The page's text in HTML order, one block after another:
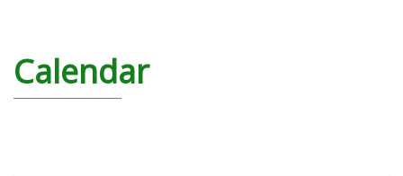
Calendar